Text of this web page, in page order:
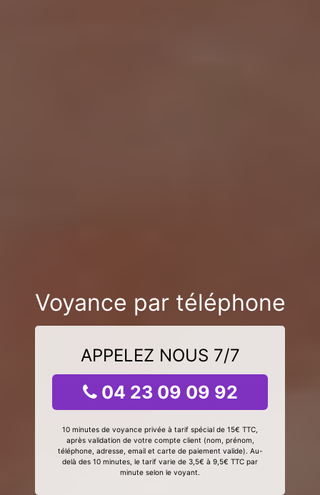
Voyance par téléphone
APPELEZ NOUS 7/7
04 23 09 09 92
10 minutes de voyance privée à tarif spécial de 15€ TTC,
après validation de votre compte client (nom, prénom,
téléphone, adresse, email et carte de paiement valide). Au-
delà des 10 minutes, le tarif varie de 3,5€ à 9,5€ TTC par
minute selon le voyant.